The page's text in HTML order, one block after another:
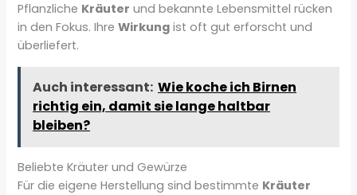
Pflanzliche Kräuter und bekannte Lebensmittel rücken
in den Fokus. IhreWirkung ist oft gut erforscht und
überliefert.
Auch interessant: Wie koche ich Birnen
richtig ein, damit sie lange haltbar
bleiben?
Beliebte Kräuter und Gewürze
Für die eigene Herstellung sind bestimmte Kräuter